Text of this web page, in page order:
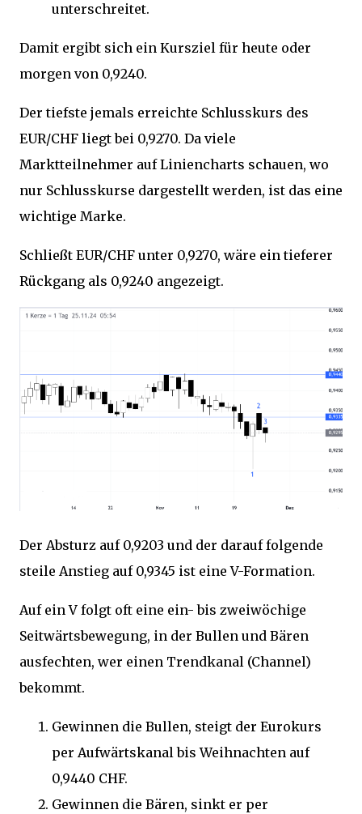
unterschreitet.
Damit ergibt sich ein Kursziel für heute oder
morgen von 0,9240.
Der tiefste jemals erreichte Schlusskurs des
EUR/CHF liegt bei 0,9270. Da viele
Marktteilnehmer auf Liniencharts schauen, wo
nur Schlusskurse dargestellt werden, ist das eine
wichtige Marke.
Schließt EUR/CHF unter 0,9270, wäre ein tieferer
Rückgang als 0,9240 angezeigt.
Der Absturz auf 0,9203 und der darauf folgende
steile Anstieg auf 0,9345 ist eine V-Formation.
Auf ein V folgt oft eine ein- bis zweiwöchige
Seitwärtsbewegung, in der Bullen und Bären
ausfechten, wer einen Trendkanal (Channel)
bekommt.
Gewinnen die Bullen, steigt der Eurokurs
per Aufwärtskanal bis Weihnachten auf
0,9440 CHF.
Gewinnen die Bären, sinkt er per